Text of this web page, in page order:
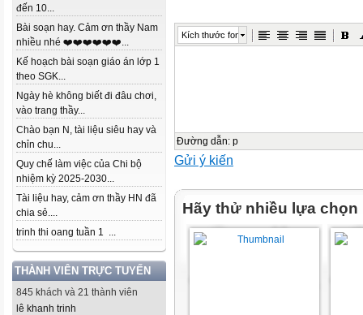
đến 10...
Bài soạn hay. Cảm ơn thầy Nam
nhiều nhé ❤️❤️❤️❤️❤️❤️...
Kế hoạch bài soạn giáo án lớp 1
theo SGK...
Ngày hè không biết đi đâu chơi,
vào trang thầy...
Chào bạn N, tài liệu siêu hay và
chỉn chu...
Quy chế làm việc của Chi bộ
nhiệm kỳ 2025-2030...
Tài liệu hay, cảm ơn thầy HN đã
chia sẻ....
trinh thi oang tuần 1 ...
THÀNH VIÊN TRỰC TUYẾN
845 khách và 21 thành viên
lê khanh trinh
Kích thước font
Đường dẫn: p
Gửi ý kiến
Hãy thử nhiều lựa chọn